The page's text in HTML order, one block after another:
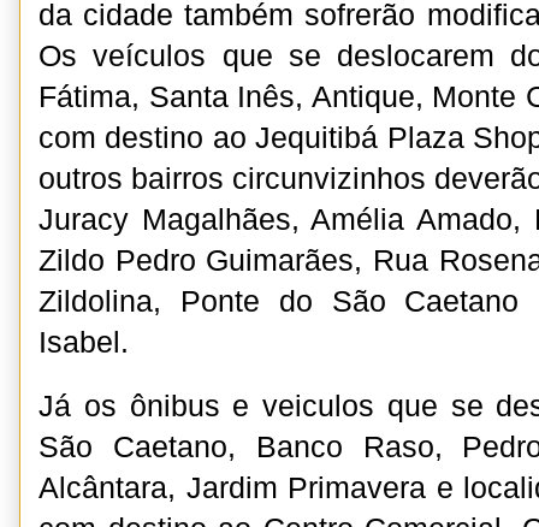
da cidade também sofrerão
Os veículos que se deslocarem
Fátima, Santa Inês, Antique, Monte
com destino ao Jequitibá Plaza
outros bairros circunvizinhos
Juracy Magalhães, Amélia Amado,
Zildo Pedro Guimarães, Rua
Zildolina, Ponte do São Caetano
Isabel.
Já os ônibus e veiculos que se
São Caetano, Banco Raso,
Alcântara, Jardim Primavera e